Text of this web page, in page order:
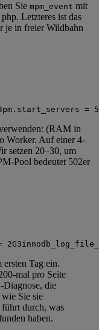
Sie mpm_event mit
Letzteres ist das
je in freier Wildbahn
pm.start_servers = 5
(RAM in
Worker. Auf einer 4-
setzen 20–30, um
Pool bedeutet 502er
2G3
Tag ein.
mal pro Seite
Diagnose, die
Sie sie
führt durch, was
haben.